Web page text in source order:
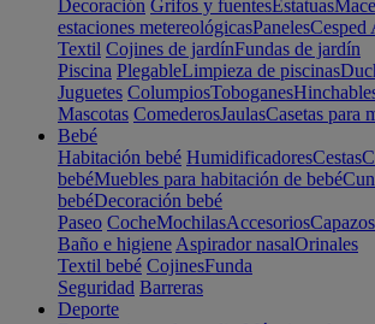
Decoración Grifos y fuentesEstatuas
estaciones metereológicasPanelesCesped
Textil Cojines de jardínFundas de jardín
Piscina PlegableLimpieza de piscinas
Juguetes ColumpiosToboganes
Mascotas ComederosJaulasCasetas para
Bebé
Habitación bebé HumidificadoresCestas
bebéMuebles para habitación de bebé
bebéDecoración bebé
Paseo CocheMochilasAccesoriosCapazos
Baño e higiene Aspirador nasalOrinales
Textil bebé CojinesFunda
Seguridad Barreras
Deporte